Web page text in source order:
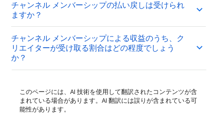
チャンネル メンバーシップの払い戻しは受けられ
ますか？
チャンネル メンバーシップによる収益のうち、ク
リエイターが受け取る割合はどの程度でしょう
か？
このページには、AI 技術を使用して翻訳されたコンテンツが含
まれている場合があります。AI 翻訳には誤りが含まれている可
能性があります。